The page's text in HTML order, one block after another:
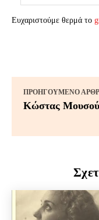
Ευχαριστούμε θερμά το
ΠΡΟΗΓΟΎΜΕΝΟ
Κώστας